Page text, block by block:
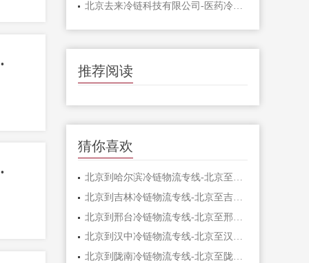
达冷链物流
达冷链物流
北京去来冷链科技有限公司-医药冷链行业的高科
推荐阅读
猜你喜欢
北京到吉林冷链物流专线-北京至吉林货运公
北京到邢台冷链物流专线-北京至邢台冷链物
北京到汉中冷链物流专线-北京至汉中货运公
北京到陇南冷链物流专线-北京至陇南货运公